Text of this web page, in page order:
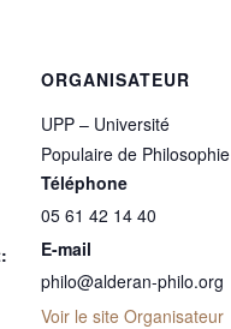
ORGANISATEUR
UPP – Université
Populaire de Philosophie
Téléphone
05 61 42 14 40
E-mail
philo@alderan-philo.org
Voir le site Organisateur